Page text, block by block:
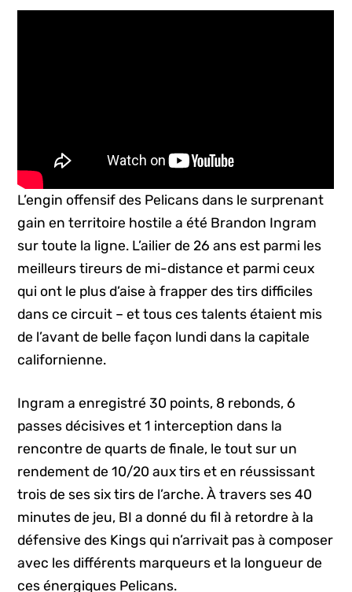
L’engin offensif des Pelicans dans le surprenant
gain en territoire hostile a été Brandon Ingram
sur toute la ligne. L’ailier de 26 ans est parmi les
meilleurs tireurs de mi-distance et parmi ceux
qui ont le plus d’aise à frapper des tirs difficiles
dans ce circuit – et tous ces talents étaient mis
de l’avant de belle façon lundi dans la capitale
californienne.
Ingram a enregistré 30 points, 8 rebonds, 6
passes décisives et 1 interception dans la
rencontre de quarts de finale, le tout sur un
rendement de 10/20 aux tirs et en réussissant
trois de ses six tirs de l’arche. À travers ses 40
minutes de jeu, BI a donné du fil à retordre à la
défensive des Kings qui n’arrivait pas à composer
avec les différents marqueurs et la longueur de
ces énergiques Pelicans.